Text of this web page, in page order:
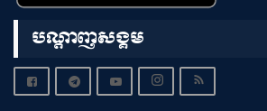
បណ្តាញសង្គម